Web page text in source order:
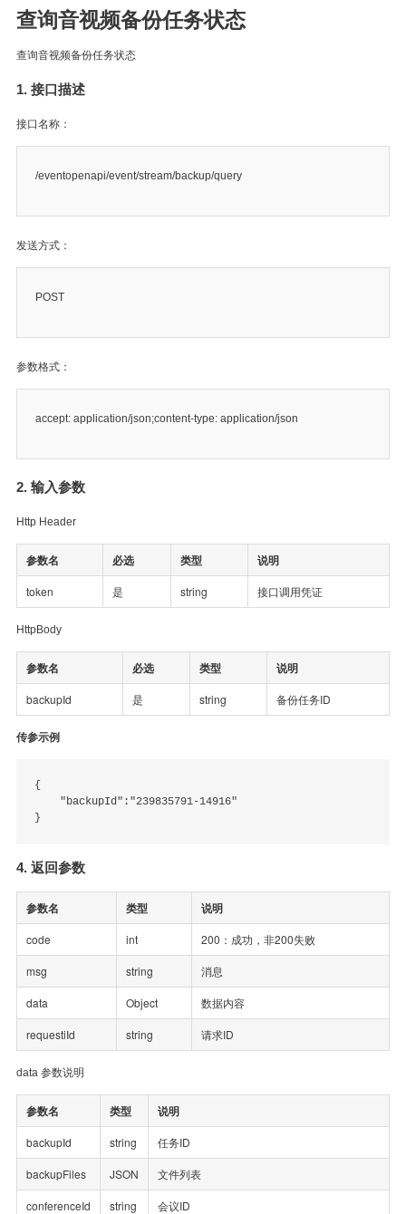
查询音视频备份任务状态
查询音视频备份任务状态
1. 接口描述
接口名称：
/eventopenapi/event/stream/backup/query
发送方式：
POST
参数格式：
accept: application/json;content-type: application/json
2. 输入参数
Http Header
参数名 必选 类型 说明
token 是 string 接口调用凭证
HttpBody
参数名 必选 类型 说明
backupId 是 string 备份任务ID
传参示例
{
    "backupId":"239835791-14916"
4. 返回参数
参数名 类型 说明
code int 200：成功，非200失败
msg string 消息
data Object 数据内容
requestiId string 请求ID
data 参数说明
参数名 类型 说明
backupId string 任务ID
backupFiles JSON 文件列表
conferenceId string 会议ID